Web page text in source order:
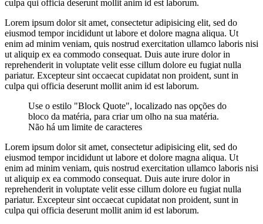
culpa qui officia deserunt mollit anim id est laborum.
Lorem ipsum dolor sit amet, consectetur adipisicing elit, sed do
eiusmod tempor incididunt ut labore et dolore magna aliqua. Ut
enim ad minim veniam, quis nostrud exercitation ullamco laboris nisi
ut aliquip ex ea commodo consequat. Duis aute irure dolor in
reprehenderit in voluptate velit esse cillum dolore eu fugiat nulla
pariatur. Excepteur sint occaecat cupidatat non proident, sunt in
culpa qui officia deserunt mollit anim id est laborum.
Use o estilo "Block Quote", localizado nas opções do
bloco da matéria, para criar um olho na sua matéria.
Não há um limite de caracteres
Lorem ipsum dolor sit amet, consectetur adipisicing elit, sed do
eiusmod tempor incididunt ut labore et dolore magna aliqua. Ut
enim ad minim veniam, quis nostrud exercitation ullamco laboris nisi
ut aliquip ex ea commodo consequat. Duis aute irure dolor in
reprehenderit in voluptate velit esse cillum dolore eu fugiat nulla
pariatur. Excepteur sint occaecat cupidatat non proident, sunt in
culpa qui officia deserunt mollit anim id est laborum.